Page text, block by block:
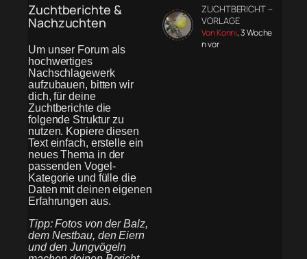
Zuchtberichte &
Nachzuchten
Um unser Forum als
hochwertiges
Nachschlagewerk
aufzubauen, bitten wir
dich, für deine
Zuchtberichte die
folgende Struktur zu
nutzen. Kopiere diesen
Text einfach, erstelle ein
neues Thema in der
passenden Vogel-
Kategorie und fülle die
Daten mit deinen eigenen
Erfahrungen aus.
Tipp: Fotos von der Balz,
dem Nestbau, den Eiern
und den Jungvögeln
ZUCHTBERICHT –
VORLAGE
Von Konni, 3 Woche
n vor